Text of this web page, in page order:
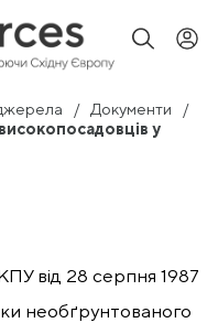
Документи
у
від 28 серпня 1987
необґрунтованого